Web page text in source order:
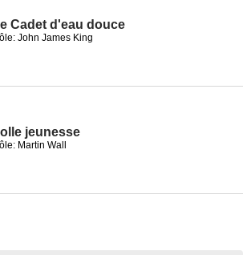
Cadet d'eau douce
John James King
jeunesse
Martin Wall